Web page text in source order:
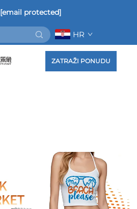
[email protected]
HR
ZATRAŽI PONUDU